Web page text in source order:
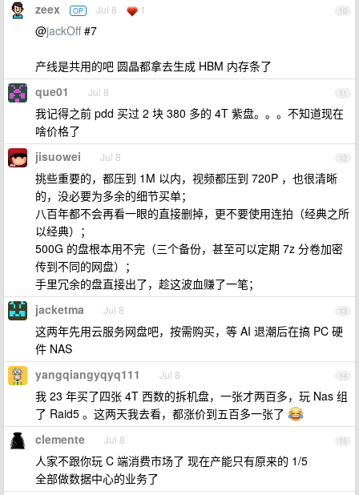
10
zeex OP Jul 8 1
@jackOff#7
产线是共用的吧 圆晶都拿去生成 HBM 内存条了
11
que01 Jul 8
我记得之前 pdd 买过 2 块 380 多的 4T 紫盘。。。不知道现在
啥价格了
12
jisuowei Jul 8
挑些重要的，都压到 1M 以内，视频都压到 720P ，也很清晰
的，没必要为多余的细节买单；
八百年都不会再看一眼的直接删掉，更不要使用连拍（经典之所
以经典）；
500G 的盘根本用不完（三个备份，甚至可以定期 7z 分卷加密
传到不同的网盘）；
手里冗余的盘直接出了，趁这波血赚了一笔；
13
jacketma Jul 8
这两年先用云服务网盘吧，按需购买，等 AI 退潮后在搞 PC 硬
件 NAS
14
yangqiangyqyq111 Jul 8
我 23 年买了四张 4T 西数的拆机盘，一张才两百多，玩 Nas 组
了 Raid5 。这两天我去看，都涨价到五百多一张了
15
clemente Jul 8
人家不跟你玩 C 端消费市场了 现在产能只有原来的 1/5
全部做数据中心的业务了